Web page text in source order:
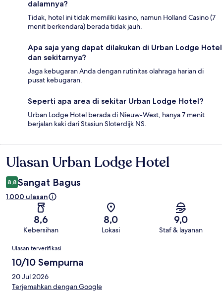
dalamnya?
Tidak, hotel ini tidak memiliki kasino, namun Holland Casino (7
menit berkendara) berada tidak jauh.
Apa saja yang dapat dilakukan di Urban Lodge Hotel
dan sekitarnya?
Jaga kebugaran Anda dengan rutinitas olahraga harian di
pusat kebugaran.
Seperti apa area di sekitar Urban Lodge Hotel?
Urban Lodge Hotel berada di Nieuw-West, hanya 7 menit
berjalan kaki dari Stasiun Sloterdijk NS.
Ulasan
Ulasan Urban Lodge Hotel
8,8 Sangat Bagus
1.000 ulasan
8,6
Kebersihan
8,0
Lokasi
9,0
Staf & layanan
Ulasan
Ulasan terverifikasi
10/10 Sempurna
20 Jul 2026
Terjemahkan dengan Google